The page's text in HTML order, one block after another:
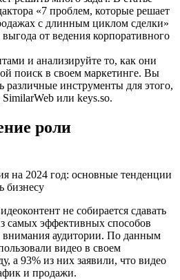
«7 проблем, которые решает
с длинным циклом сделки»
выгода от ведения корпоративного
и анализируйте то, как они
поиск в своем маркетинге. Вы
различные инструменты для этого,
или keys.so.
роли
не собирается сдавать
самых эффективных способов
внимания аудитории. По данным
видео в своем
а 93% из них заявили, что видео
и продажи.